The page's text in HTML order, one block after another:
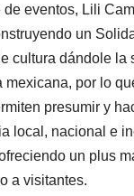
de eventos, Lili
un
cultura dándole la
mexicana, por lo
presumir y
local, nacional e
un plus
a visitantes.